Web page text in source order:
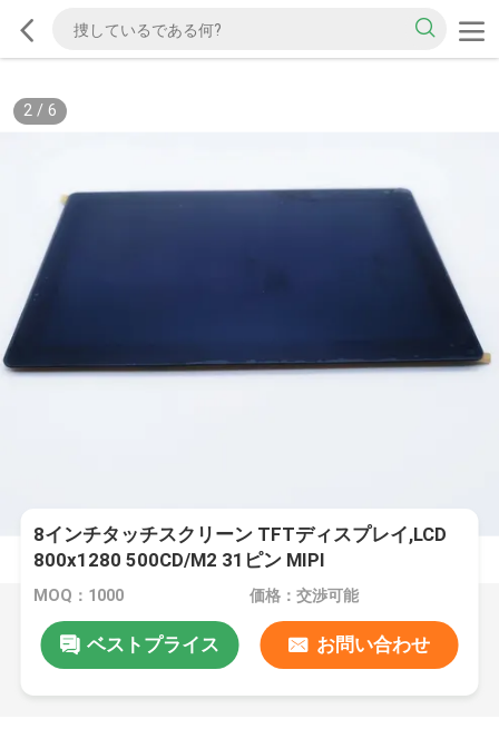
2/ 6
8インチタッチスクリーン TFTディスプレイ,LCD
800x1280 500CD/M2 31ピン MIPI
MOQ：1000 価格：交渉可能
ベストプライス お問い合わせ